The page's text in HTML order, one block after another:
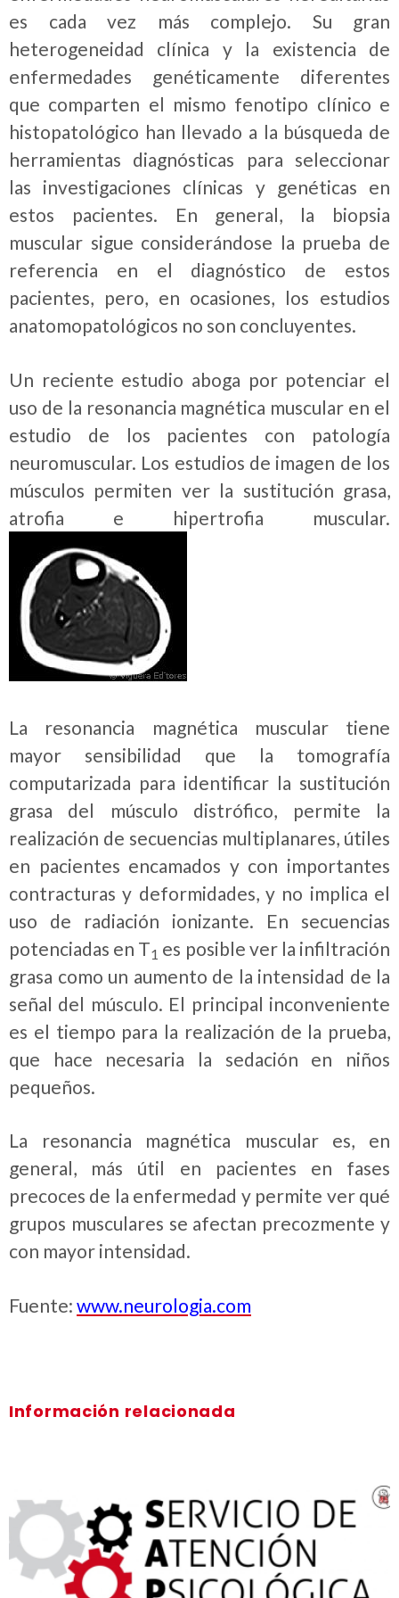
es cada vez más complejo. Su gran
heterogeneidad clínica y la existencia de
enfermedades genéticamente diferentes
que comparten el mismo fenotipo clínico e
histopatológico han llevado a la búsqueda de
herramientas diagnósticas para seleccionar
las investigaciones clínicas y genéticas en
estos pacientes. En general, la biopsia
muscular sigue considerándose la prueba de
referencia en el diagnóstico de estos
pacientes, pero, en ocasiones, los estudios
anatomopatológicos no son concluyentes.
Un reciente estudio aboga por potenciar el
uso de la resonancia magnética muscular en el
estudio de los pacientes con patología
neuromuscular. Los estudios de imagen de los
músculos permiten ver la sustitución grasa,
atrofia e hipertrofia muscular.
La resonancia magnética muscular tiene
mayor sensibilidad que la tomografía
computarizada para identificar la sustitución
grasa del músculo distrófico, permite la
realización de secuencias multiplanares, útiles
en pacientes encamados y con importantes
contracturas y deformidades, y no implica el
uso de radiación ionizante. En secuencias
potenciadas en T1 es posible ver la infiltración
grasa como un aumento de la intensidad de la
señal del músculo. El principal inconveniente
es el tiempo para la realización de la prueba,
que hace necesaria la sedación en niños
pequeños.
La resonancia magnética muscular es, en
general, más útil en pacientes en fases
precoces de la enfermedad y permite ver qué
grupos musculares se afectan precozmente y
con mayor intensidad.
Fuente: www.neurologia.com
Información relacionada